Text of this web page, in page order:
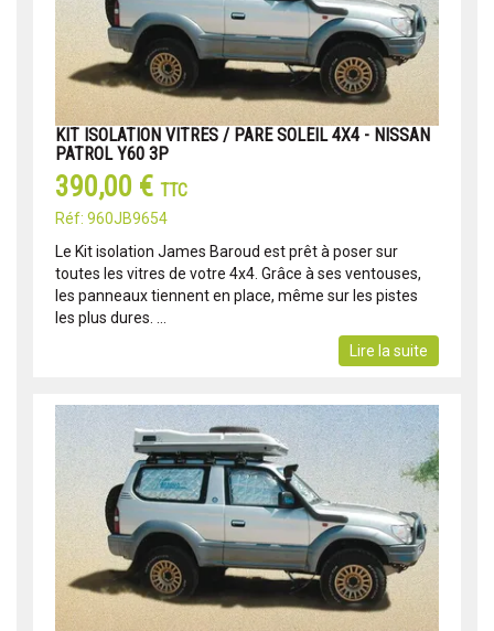
KIT ISOLATION VITRES / PARE SOLEIL 4X4 - NISSAN
PATROL Y60 3P
390,00 € TTC
Réf: 960JB9654
Le Kit isolation James Baroud est prêt à poser sur
toutes les vitres de votre 4x4. Grâce à ses ventouses,
les panneaux tiennent en place, même sur les pistes
les plus dures. ...
Lire la suite